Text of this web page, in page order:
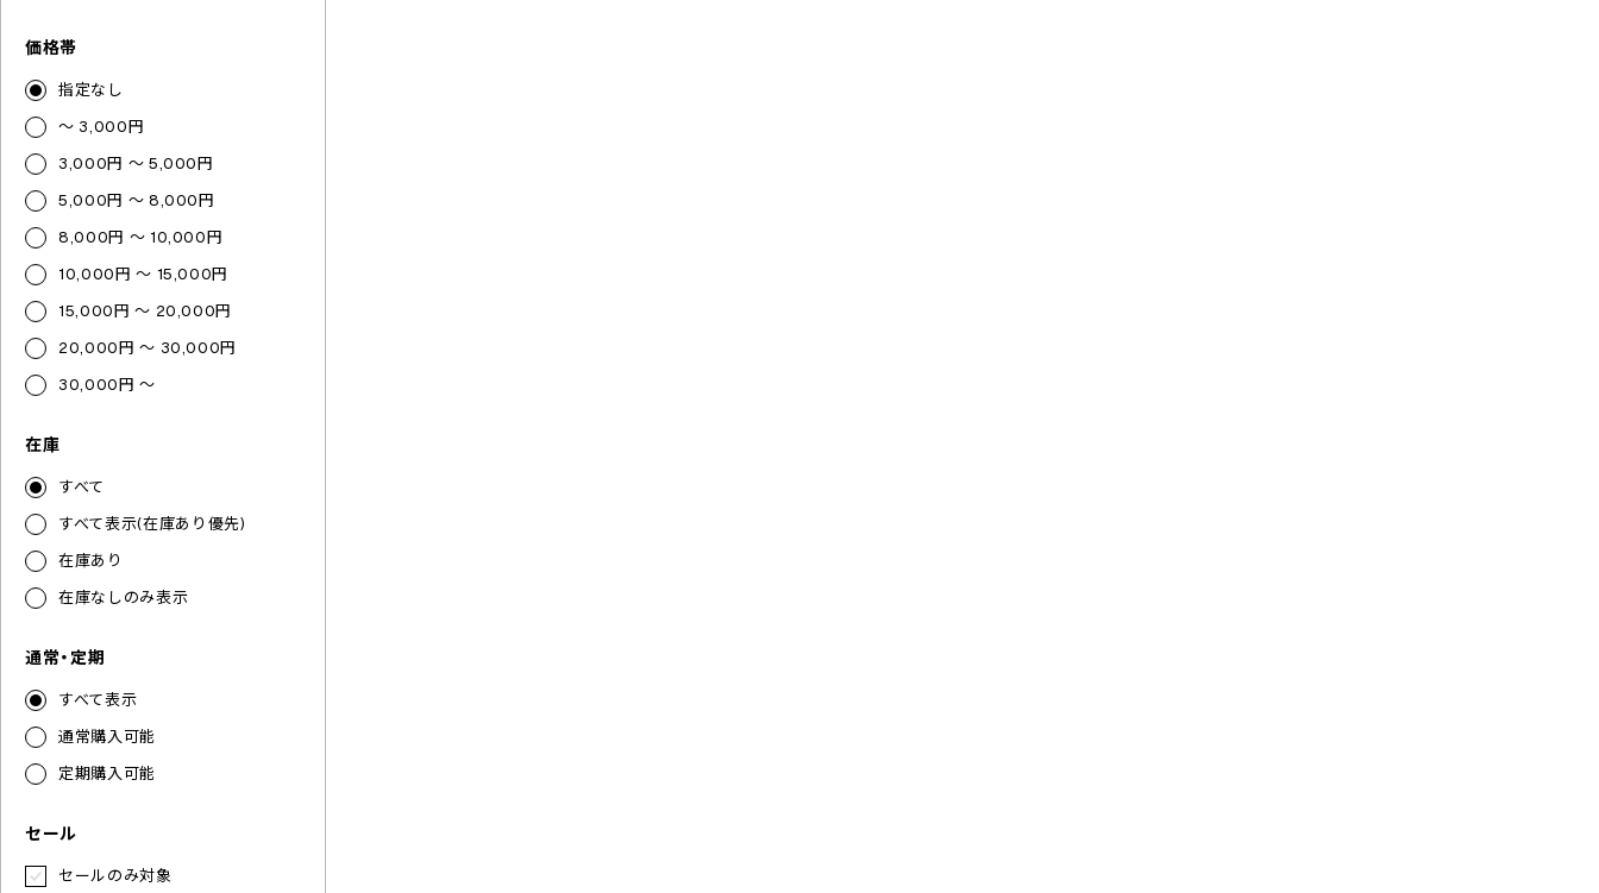
価格帯
指定なし
～ 3,000円
3,000円 ～ 5,000円
5,000円 ～ 8,000円
8,000円 ～ 10,000円
10,000円 ～ 15,000円
15,000円 ～ 20,000円
20,000円 ～ 30,000円
30,000円 ～
在庫
すべて
すべて表示(在庫あり優先)
在庫あり
在庫なしのみ表示
通常・定期
すべて表示
通常購入可能
定期購入可能
セール
セールのみ対象